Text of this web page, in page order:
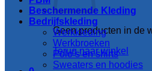
Geen producten in de
Terug naar winkel
Beschermende Kleding
Bedrijfskleding
Werkkleding
Werkbroeken
Polo’s en shirts
Sweaters en hoodies